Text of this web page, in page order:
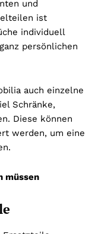
und
ist
individuell
persönlichen
auch einzelne
Schränke,
Diese können
werden, um eine
müssen